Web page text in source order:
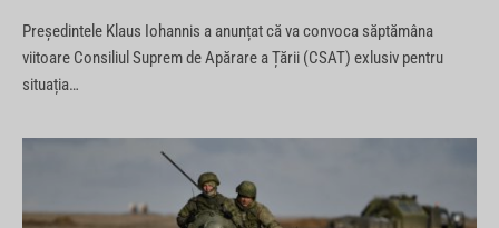
Președintele Klaus Iohannis a anunțat că va convoca săptămâna
viitoare Consiliul Suprem de Apărare a Țării (CSAT) exlusiv pentru
situația…